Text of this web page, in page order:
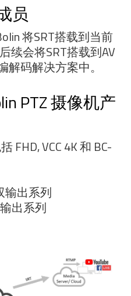
员
将SRT搭载到当前
续会将SRT搭载到AV
解码解决方案中。
PTZ 摄像机产
FHD, VCC 4K 和 BC-
输出系列
出系列